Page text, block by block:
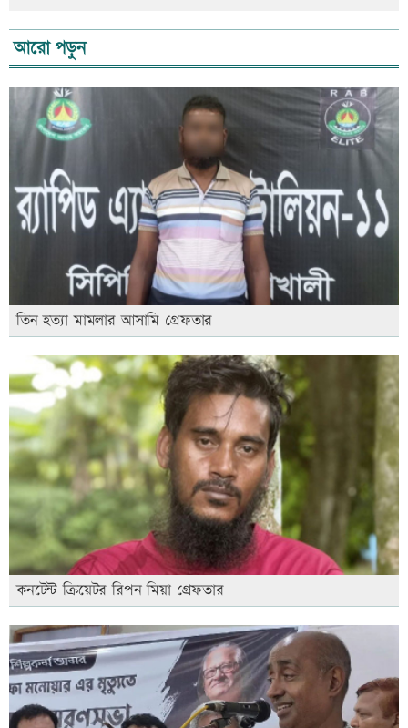
আরো পড়ুন
তিন হত্যা মামলার আসামি গ্রেফতার
কনটেন্ট ক্রিয়েটর রিপন মিয়া গ্রেফতার